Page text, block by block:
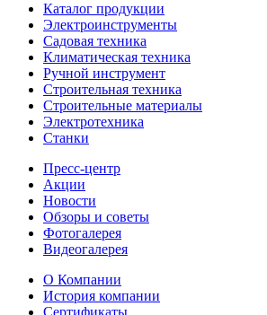
Каталог продукции
Электроинструменты
Садовая техника
Климатическая техника
Ручной инструмент
Строительная техника
Строительные материалы
Электротехника
Станки
Пресс-центр
Акции
Новости
Обзоры и советы
Фотогалерея
Видеогалерея
О Компании
История компании